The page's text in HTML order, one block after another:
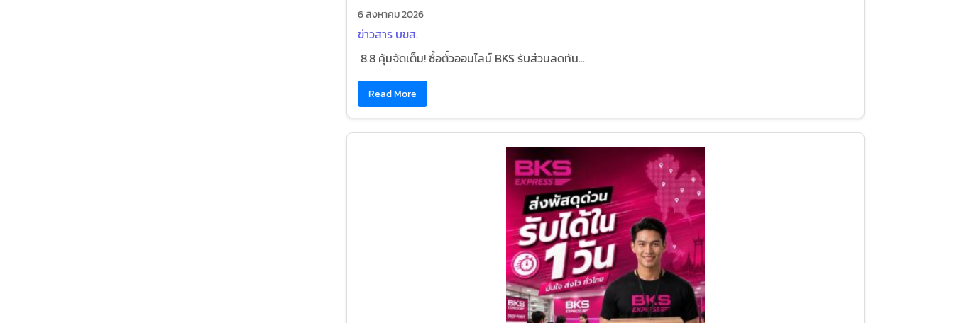
6 สิงหาคม 2026
ข่าวสาร บขส.
8.8 คุ้มจัดเต็ม! ซื้อตั๋วออนไลน์ BKS รับส่วนลดทัน...
Read More